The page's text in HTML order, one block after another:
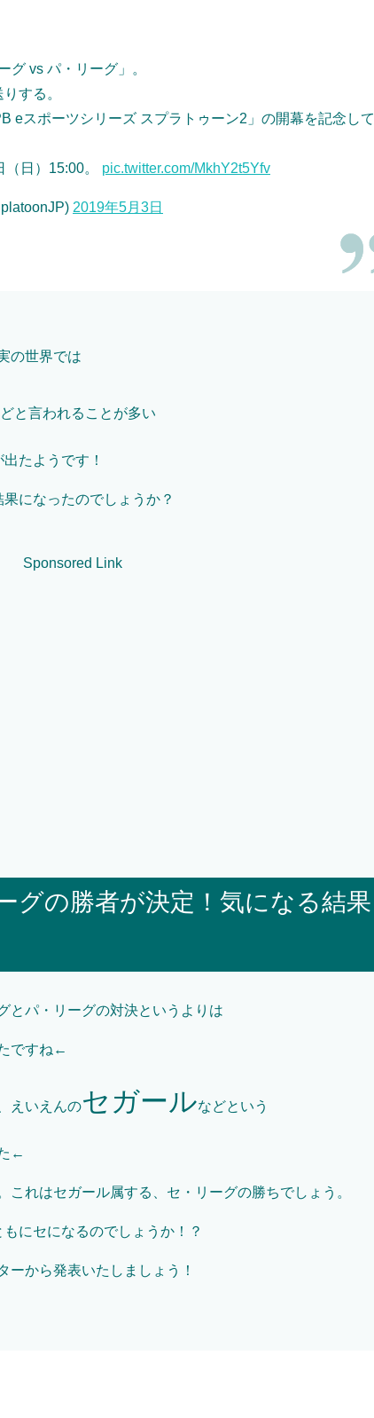
グ vs パ・リーグ」。
する。
eスポーツシリーズ スプラトゥーン2」の開幕を記念して
日）15:00。 pic.twitter.com/MkhY2t5Yfv
2019年5月3日
の世界では
と言われることが多い
たようです！
になったのでしょうか？
Sponsored Link
グの勝者が決定！気になる結果
とパ・リーグの対決というよりは
ですね←
えいえんのセガールなどという
←
れはセガール属する、セ・リーグの勝ちでしょう。
にセになるのでしょうか！？
ーから発表いたしましょう！